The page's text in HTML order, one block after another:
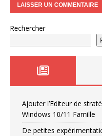
Rechercher
Ajouter l’Editeur de
Windows 10/11 Famille
De petites